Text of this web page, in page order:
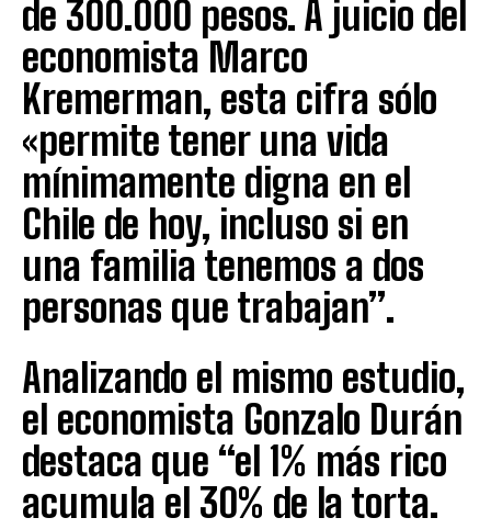
de 300.000 pesos. A juicio del
economista Marco
Kremerman, esta cifra sólo
«permite tener una vida
mínimamente digna en el
Chile de hoy, incluso si en
una familia tenemos a dos
personas que trabajan”.
Analizando el mismo estudio,
el economista Gonzalo Durán
destaca que “el 1% más rico
acumula el 30% de la torta.